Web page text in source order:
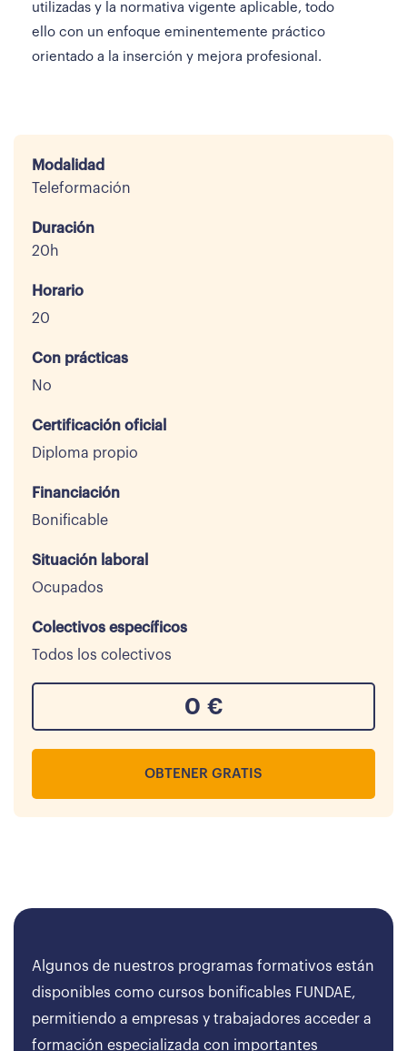
utilizadas y la normativa vigente aplicable, todo
ello con un enfoque eminentemente práctico
orientado a la inserción y mejora profesional.
Modalidad
Teleformación
Duración
20h
Horario
20
Con prácticas
No
Certificación oficial
Diploma propio
Financiación
Bonificable
Situación laboral
Ocupados
Colectivos específicos
Todos los colectivos
0 €
OBTENER GRATIS
Algunos de nuestros programas formativos están
disponibles como cursos bonificables FUNDAE,
permitiendo a empresas y trabajadores acceder a
formación especializada con importantes